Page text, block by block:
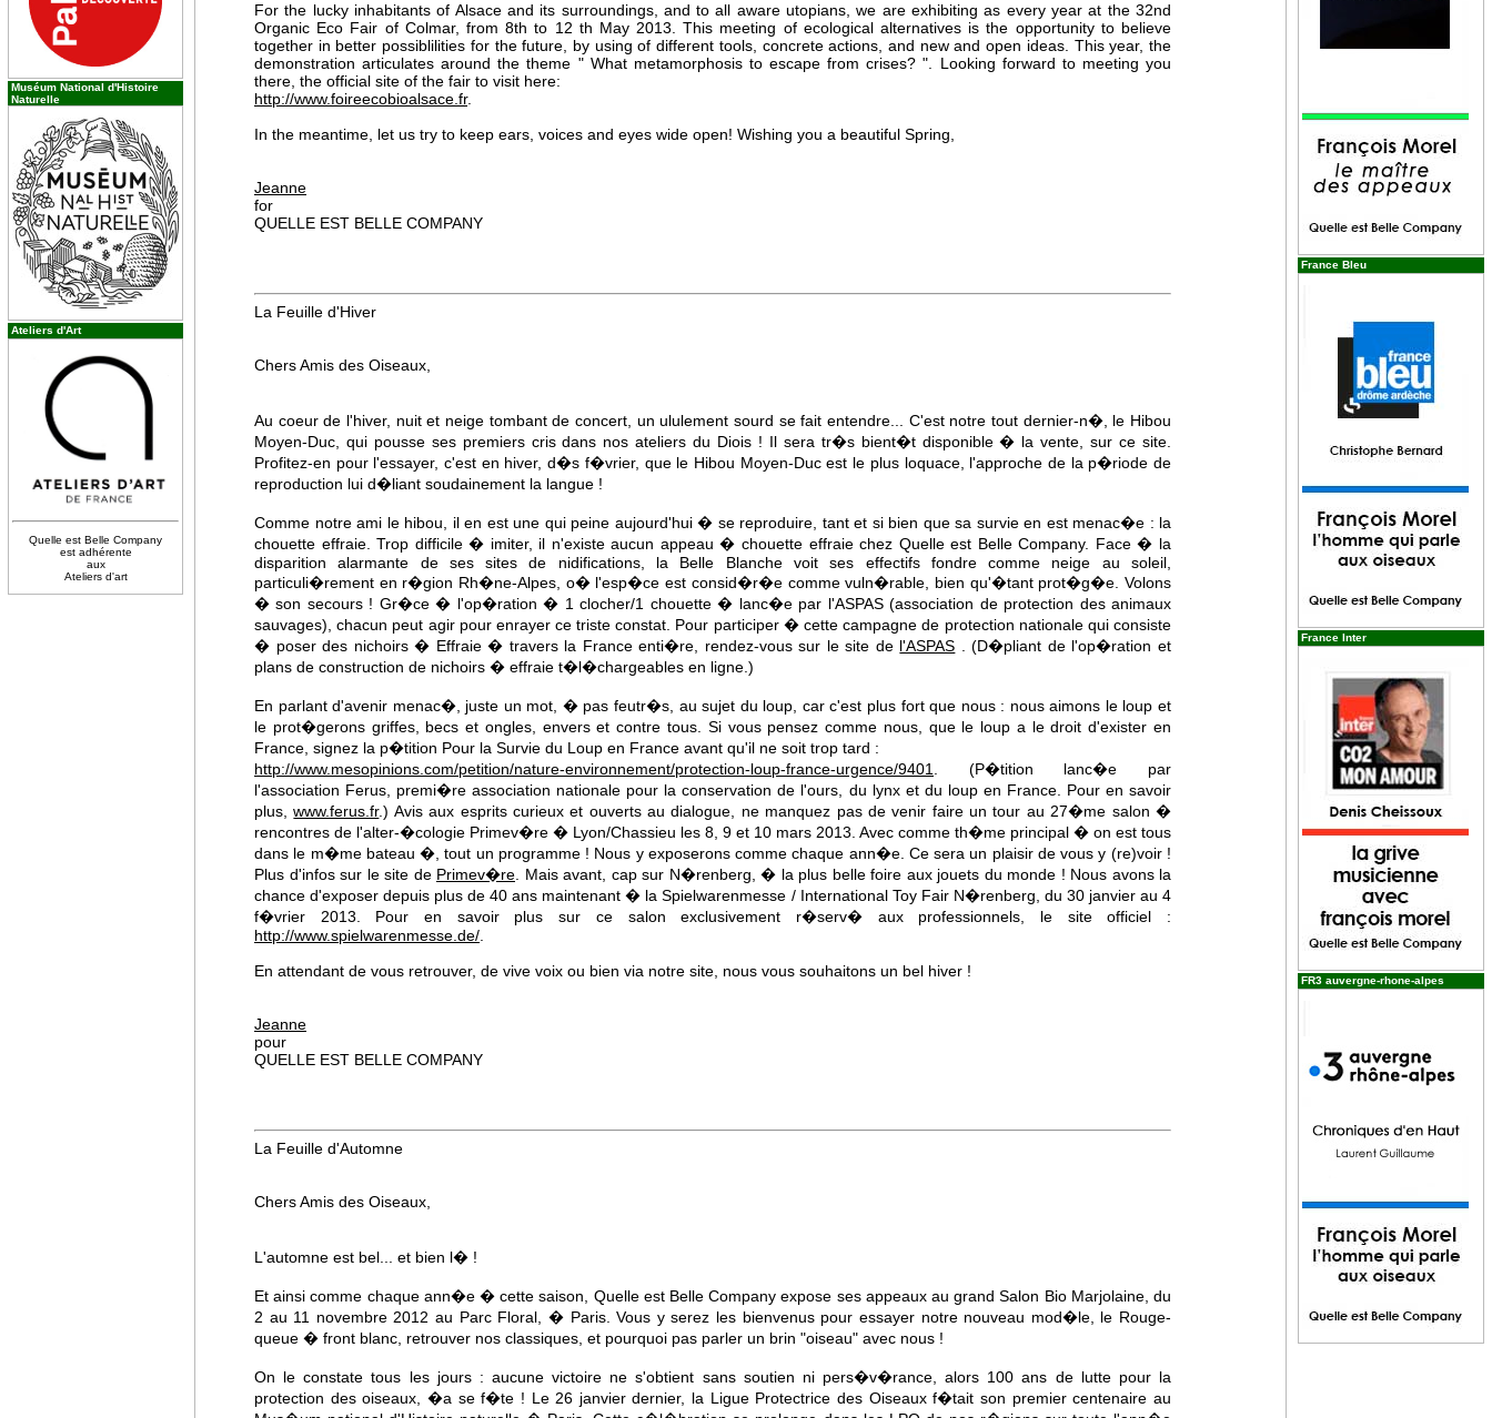
Muséum National d'Histoire
Naturelle
Ateliers d'Art
Quelle est Belle Company
est adhérente
aux
Ateliers d'art
For the lucky inhabitants of Alsace and its surroundings, and to all aware utopians, we are exhibiting as every year at the 32nd
Organic Eco Fair of Colmar, from 8th to 12 th May 2013. This meeting of ecological alternatives is the opportunity to believe
together in better possiblilities for the future, by using of different tools, concrete actions, and new and open ideas. This year, the
demonstration articulates around the theme " What metamorphosis to escape from crises? ". Looking forward to meeting you
there, the official site of the fair to visit here:
http://www.foireecobioalsace.fr.
In the meantime, let us try to keep ears, voices and eyes wide open! Wishing you a beautiful Spring,
Jeanne
for
QUELLE EST BELLE COMPANY
La Feuille d'Hiver
Chers Amis des Oiseaux,
Au coeur de l'hiver, nuit et neige tombant de concert, un ululement sourd se fait entendre... C'est notre tout dernier-n�, le Hibou
Moyen-Duc, qui pousse ses premiers cris dans nos ateliers du Diois ! Il sera tr�s bient�t disponible � la vente, sur ce site.
Profitez-en pour l'essayer, c'est en hiver, d�s f�vrier, que le Hibou Moyen-Duc est le plus loquace, l'approche de la p�riode de
reproduction lui d�liant soudainement la langue !
Comme notre ami le hibou, il en est une qui peine aujourd'hui � se reproduire, tant et si bien que sa survie en est menac�e : la
chouette effraie. Trop difficile � imiter, il n'existe aucun appeau � chouette effraie chez Quelle est Belle Company. Face � la
disparition alarmante de ses sites de nidifications, la Belle Blanche voit ses effectifs fondre comme neige au soleil,
particuli�rement en r�gion Rh�ne-Alpes, o� l'esp�ce est consid�r�e comme vuln�rable, bien qu'�tant prot�g�e. Volons
� son secours ! Gr�ce � l'op�ration � 1 clocher/1 chouette � lanc�e par l'ASPAS (association de protection des animaux
sauvages), chacun peut agir pour enrayer ce triste constat. Pour participer � cette campagne de protection nationale qui consiste
� poser des nichoirs � Effraie � travers la France enti�re, rendez-vous sur le site de l'ASPAS . (D�pliant de l'op�ration et
plans de construction de nichoirs � effraie t�l�chargeables en ligne.)
En parlant d'avenir menac�, juste un mot, � pas feutr�s, au sujet du loup, car c'est plus fort que nous : nous aimons le loup et
le prot�gerons griffes, becs et ongles, envers et contre tous. Si vous pensez comme nous, que le loup a le droit d'exister en
France, signez la p�tition Pour la Survie du Loup en France avant qu'il ne soit trop tard :
http://www.mesopinions.com/petition/nature-environnement/protection-loup-france-urgence/9401
. (P�tition lanc�e par
l'association Ferus, premi�re association nationale pour la conservation de l'ours, du lynx et du loup en France. Pour en savoir
plus,www.ferus.fr.) Avis aux esprits curieux et ouverts au dialogue, ne manquez pas de venir faire un tour au 27�me salon �
rencontres de l'alter-�cologie Primev�re � Lyon/Chassieu les 8, 9 et 10 mars 2013. Avec comme th�me principal � on est tous
dans le m�me bateau �, tout un programme ! Nous y exposerons comme chaque ann�e. Ce sera un plaisir de vous y (re)voir !
Plus d'infos sur le site de Primev�re . Mais avant, cap sur N�renberg, � la plus belle foire aux jouets du monde ! Nous avons la
chance d'exposer depuis plus de 40 ans maintenant � la Spielwarenmesse / International Toy Fair N�renberg, du 30 janvier au 4
f�vrier 2013. Pour en savoir plus sur ce salon exclusivement r�serv� aux professionnels, le site officiel :
http://www.spielwarenmesse.de/
En attendant de vous retrouver, de vive voix ou bien via notre site, nous vous souhaitons un bel hiver !
Jeanne
pour
QUELLE EST BELLE COMPANY
La Feuille d'Automne
Chers Amis des Oiseaux,
L'automne est bel... et bien l� !
Et ainsi comme chaque ann�e � cette saison, Quelle est Belle Company expose ses appeaux au grand Salon Bio Marjolaine, du
2 au 11 novembre 2012 au Parc Floral, � Paris. Vous y serez les bienvenus pour essayer notre nouveau mod�le, le Rouge-
queue � front blanc, retrouver nos classiques, et pourquoi pas parler un brin "oiseau" avec nous !
On le constate tous les jours : aucune victoire ne s'obtient sans soutien ni pers�v�rance, alors 100 ans de lutte pour la
protection des oiseaux, �a se f�te ! Le 26 janvier dernier, la Ligue Protectrice des Oiseaux f�tait son premier centenaire au
France Bleu
France Inter
FR3 auvergne-rhone-alpes